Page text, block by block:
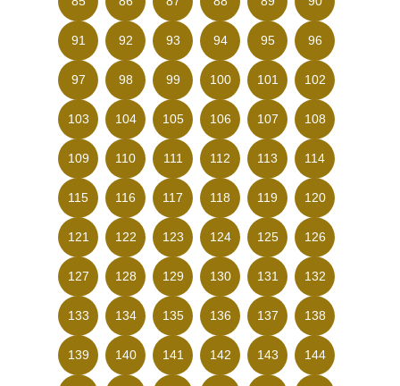
91 92 93 94 95 96
97 98 99 100 101 102
103 104 105 106 107 108
109 110 111 112 113 114
115 116 117 118 119 120
121 122 123 124 125 126
127 128 129 130 131 132
133 134 135 136 137 138
139 140 141 142 143 144